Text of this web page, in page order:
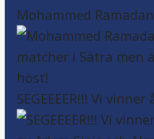
Mohammed
SEGEEEER!!! Vi